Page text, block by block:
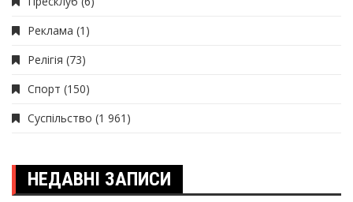
Реклама (1)
Релігія (73)
Спорт (150)
Суспільство (1 961)
НЕДАВНІ ЗАПИСИ